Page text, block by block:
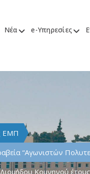
Νέα e-Υπηρεσίες
ΕΜΠ
“Αγωνιστών
Κομνηνού